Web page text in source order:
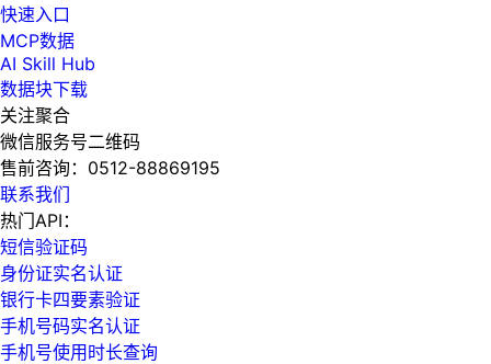
快速入口
MCP数据
AI Skill Hub
数据块下载
关注聚合
微信服务号二维码
售前咨询： 0512-88869195
联系我们
热门API：
短信验证码
身份证实名认证
银行卡四要素验证
手机号码实名认证
手机号使用时长查询